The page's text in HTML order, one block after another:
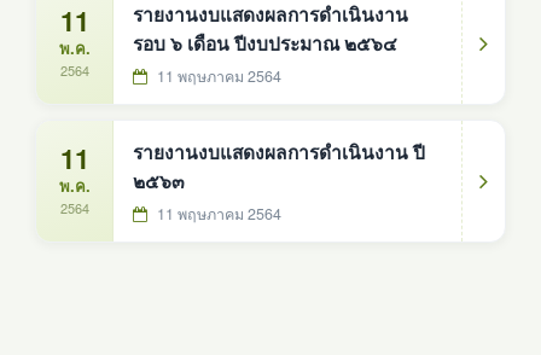
11
พ.ค.
2564
รายงานงบแสดงผลการดำเนินงาน
รอบ ๖ เดือน ปีงบประมาณ ๒๕๖๔
11 พฤษภาคม 2564
11
พ.ค.
2564
รายงานงบแสดงผลการดำเนินงาน ปี
๒๕๖๓
11 พฤษภาคม 2564